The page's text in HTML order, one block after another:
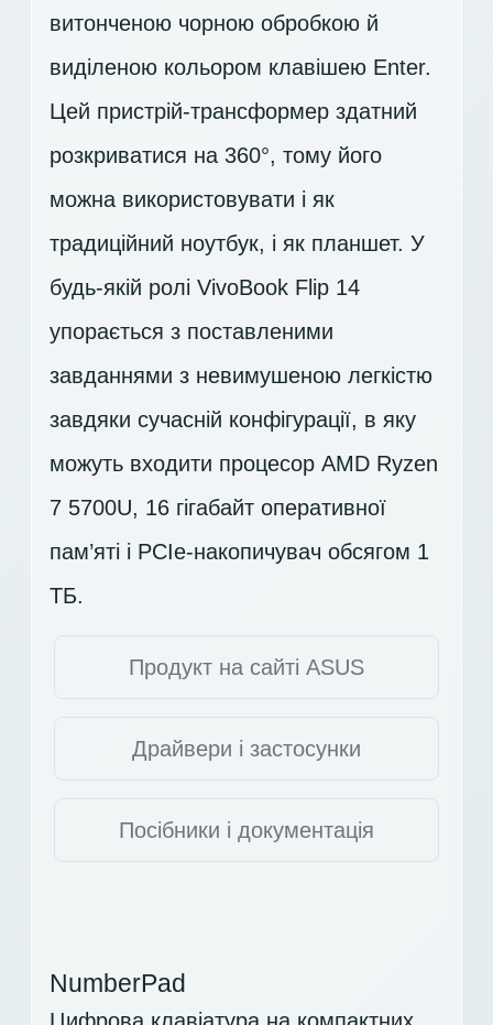
витонченою чорною обробкою й
виділеною кольором клавішею Enter.
Цей пристрій-трансформер здатний
розкриватися на 360°, тому його
можна використовувати і як
традиційний ноутбук, і як планшет. У
будь-якій ролі VivoBook Flip 14
упорається з поставленими
завданнями з невимушеною легкістю
завдяки сучасній конфігурації, в яку
можуть входити процесор AMD Ryzen
7 5700U, 16 гігабайт оперативної
пам’яті і PCIe-накопичувач обсягом 1
ТБ.
Продукт на сайті ASUS
Драйвери і застосунки
Посібники і документація
NumberPad